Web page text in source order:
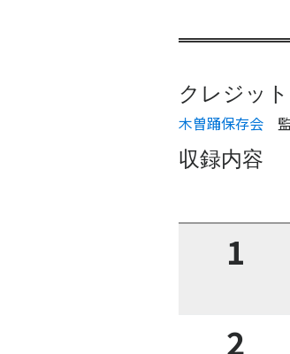
クレジット
木曽踊保存会
収録内容
1
2